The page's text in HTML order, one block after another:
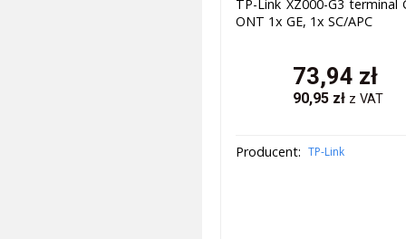
TP-Link XZ000-G3 terminal
ONT 1x GE, 1x SC/APC
73,94 zł
90,95zł z VAT
Producent: TP-Link